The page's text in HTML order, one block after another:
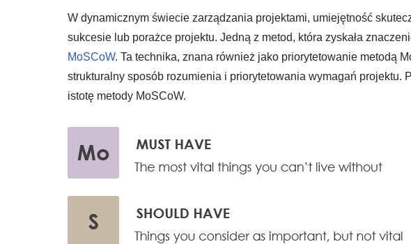
W dynamicznym świecie zarządzania projektami, umiejętność
sukcesie lub porażce projektu. Jedną z metod, która zyskała
MoSCoW. Ta technika, znana również jako priorytetowanie metodą
strukturalny sposób rozumienia i priorytetowania wymagań projektu.
istotę metody MoSCoW.